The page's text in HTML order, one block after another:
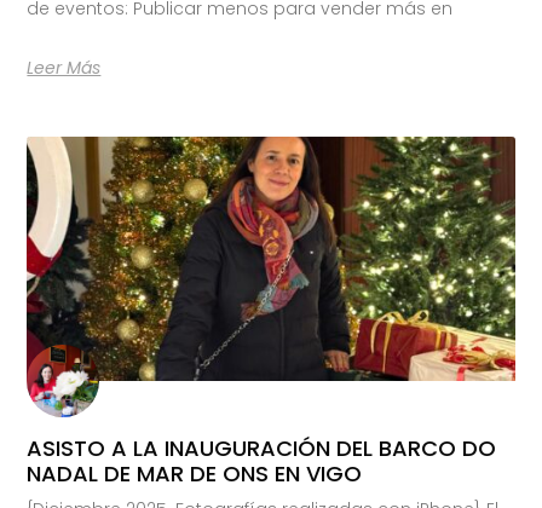
de eventos: Publicar menos para vender más en
Leer Más
ASISTO A LA INAUGURACIÓN DEL BARCO DO
NADAL DE MAR DE ONS EN VIGO